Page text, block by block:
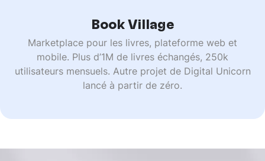
Book Village
Marketplace pour les livres, plateforme web et
mobile. Plus d’1M de livres échangés, 250k
utilisateurs mensuels. Autre projet de Digital Unicorn
lancé à partir de zéro.